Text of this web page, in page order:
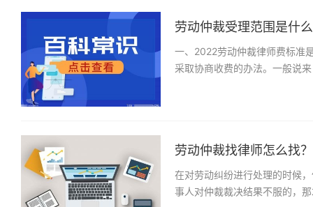
劳动仲裁受理范围是什
一、2022劳动仲裁律师费标准
采取协商收费的办法。一般说
劳动仲裁找律师怎么找
在对劳动纠纷进行处理的时候
事人对仲裁裁决结果不服的，